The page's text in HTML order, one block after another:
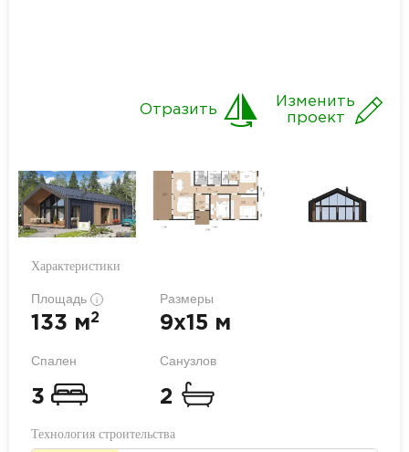
Изменить
проект
Отразить
Характеристики
Площадь i
133 м2
Размеры
9x15 м
Спален
3
Санузлов
2
Технология строительства